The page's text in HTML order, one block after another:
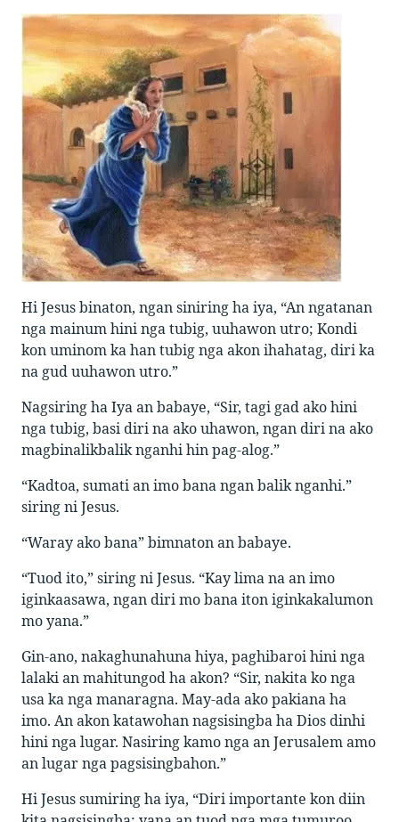
Hi Jesus binaton, ngan siniring ha iya, “An ngatanan
nga mainum hini nga tubig, uuhawon utro; Kondi
kon uminom ka han tubig nga akon ihahatag, diri ka
na gud uuhawon utro.”
Nagsiring ha Iya an babaye, “Sir, tagi gad ako hini
nga tubig, basi diri na ako uhawon, ngan diri na ako
magbinalikbalik nganhi hin pag-alog.”
“Kadtoa, sumati an imo bana ngan balik nganhi.”
siring ni Jesus.
“Waray ako bana” bimnaton an babaye.
“Tuod ito,” siring ni Jesus. “Kay lima na an imo
iginkaasawa, ngan diri mo bana iton iginkakalumon
mo yana.”
Gin-ano, nakaghunahuna hiya, paghibaroi hini nga
lalaki an mahitungod ha akon? “Sir, nakita ko nga
usa ka nga manaragna. May-ada ako pakiana ha
imo. An akon katawohan nagsisingba ha Dios dinhi
hini nga lugar. Nasiring kamo nga an Jerusalem amo
an lugar nga pagsisingbahon.”
Hi Jesus sumiring ha iya, “Diri importante kon diin